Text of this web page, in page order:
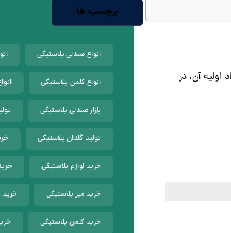
آن، در
برچسب ها
انواع صندلی پلاستیکی
انواع کلمن پلاستیکی
بازار صندلی پلاستیکی
تولید گلدان پلاستیکی
خرید لوازم پلاستیکی
خرید میز پلاستیکی خرید
خرید کلمن پلاستیکی